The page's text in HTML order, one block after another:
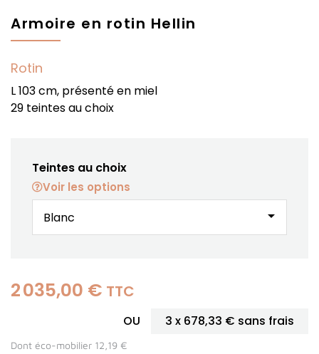
Armoire en rotin Hellin
Rotin
L 103 cm, présenté en miel
29 teintes au choix
Teintes au choix
Voir les options
arrow_drop_down
2 035,00 € TTC
OU 3 x 678,33 € sans frais
Dont éco-mobilier 12,19 €